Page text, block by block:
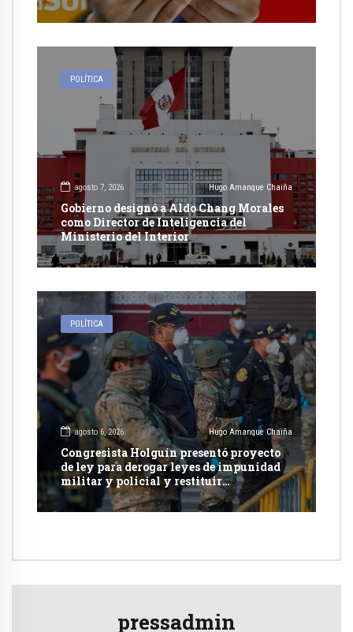
POLÍTICA
agosto 7, 2026 Hugo Amanque Chaiña
Gobierno designó a Aldo Chang Morales
como Director de Inteligencia del
Ministerio del Interior
POLÍTICA
agosto 6, 2026 Hugo Amanque Chaiña
Congresista Holguín presentó proyecto
de ley para derogar leyes de impunidad
militar y policial y restituir
competencia de justicia ordinaria
pressadmin